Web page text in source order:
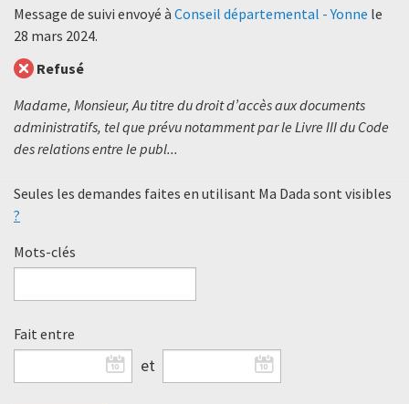
Message de suivi envoyé à Conseil départemental - Yonne le
28 mars 2024.
Refusé
Madame, Monsieur, Au titre du droit d’accès aux documents
administratifs, tel que prévu notamment par le Livre III du Code
des relations entre le publ...
Seules les demandes faites en utilisant Ma Dada sont visibles
?
Mots-clés
Fait entre
et